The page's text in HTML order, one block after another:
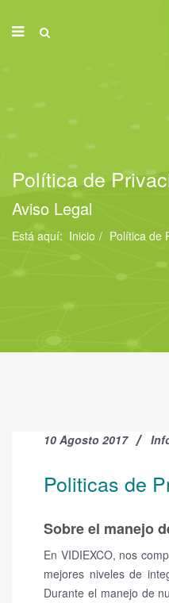
Política de
Aviso Legal
Está aquí: Inicio Política de
10 Agosto 2017
Politicas de
Sobre el manejo
En VIDIEXCO, nos
mejores niveles de
Durante el manejo de